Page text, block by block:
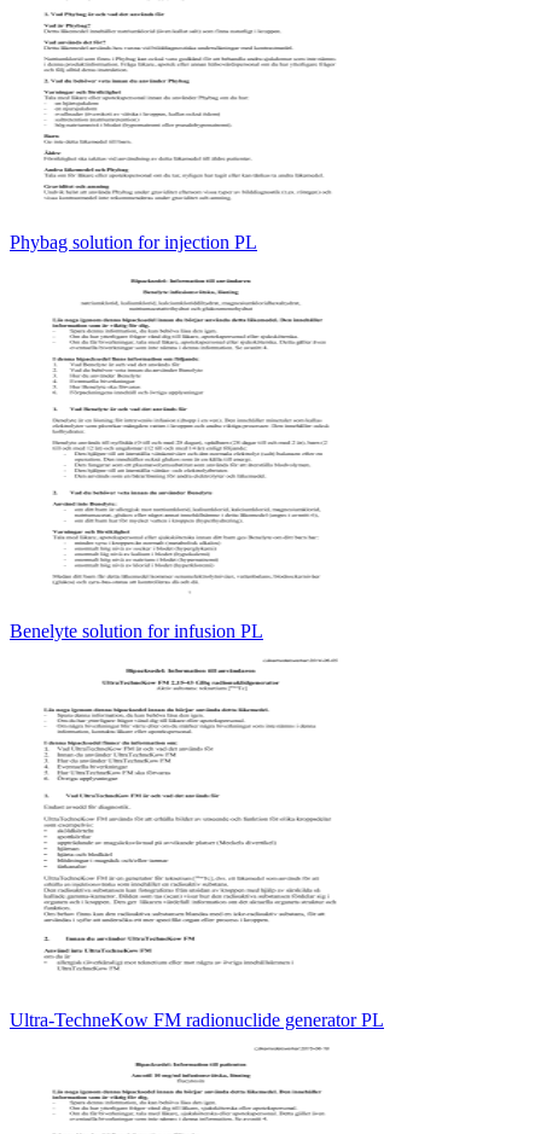
Phybag solution for injection PL
Benelyte solution for infusion PL
Ultra-TechneKow FM radionuclide generator PL